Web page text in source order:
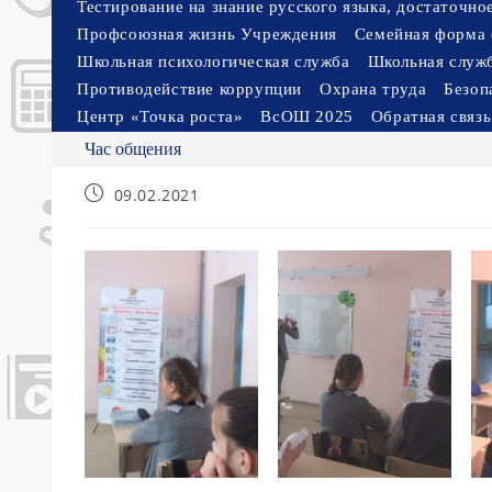
Тестирование на знание русского языка,
Профсоюзная жизнь Учреждения
Семейная форма
Школьная психологическая служба
Школьная
Противодействие коррупции
Охрана труда
Центр «Точка роста»
ВсОШ 2025 Обратная связь
Час общения
Запись09.02.2021